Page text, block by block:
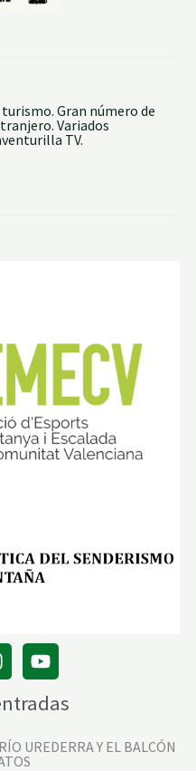
Gran número de
Variados
TV.
UREDERRA Y EL BALCÓN